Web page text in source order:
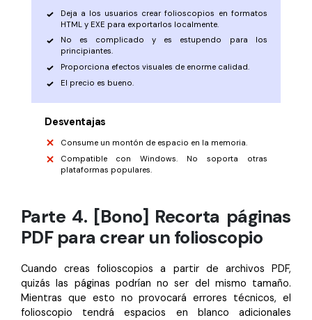
Deja a los usuarios crear folioscopios en formatos
HTML y EXE para exportarlos localmente.
No es complicado y es estupendo para los
principiantes.
Proporciona efectos visuales de enorme calidad.
El precio es bueno.
Desventajas
Consume un montón de espacio en la memoria.
Compatible con Windows. No soporta otras
plataformas populares.
Parte 4. [Bono] Recorta páginas
PDF para crear un folioscopio
Cuando creas folioscopios a partir de archivos PDF,
quizás las páginas podrían no ser del mismo tamaño.
Mientras que esto no provocará errores técnicos, el
folioscopio tendrá espacios en blanco adicionales